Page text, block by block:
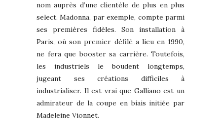
nom auprès d’une clientèle de plus en plus
select. Madonna, par exemple, compte parmi
ses premières fidèles. Son installation à
Paris, où son premier défilé a lieu en 1990,
ne fera que booster sa carrière. Toutefois,
les industriels le boudent longtemps,
jugeant ses créations difficiles à
industrialiser. Il est vrai que Galliano est un
admirateur de la coupe en biais initiée par
Madeleine Vionnet.